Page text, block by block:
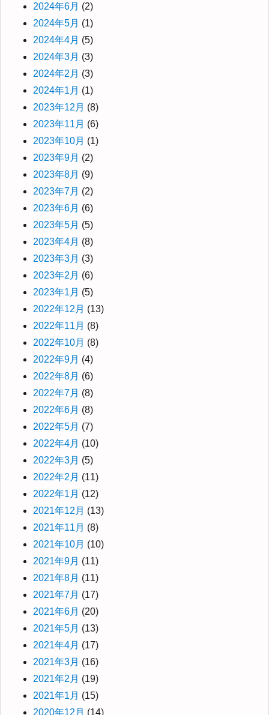
2024年6月 (2)
2024年5月 (1)
2024年4月 (5)
2024年3月 (3)
2024年2月 (3)
2024年1月 (1)
2023年12月 (8)
2023年11月 (6)
2023年10月 (1)
2023年9月 (2)
2023年8月 (9)
2023年7月 (2)
2023年6月 (6)
2023年5月 (5)
2023年4月 (8)
2023年3月 (3)
2023年2月 (6)
2023年1月 (5)
2022年12月 (13)
2022年11月 (8)
2022年10月 (8)
2022年9月 (4)
2022年8月 (6)
2022年7月 (8)
2022年6月 (8)
2022年5月 (7)
2022年4月 (10)
2022年3月 (5)
2022年2月 (11)
2022年1月 (12)
2021年12月 (13)
2021年11月 (8)
2021年10月 (10)
2021年9月 (11)
2021年8月 (11)
2021年7月 (17)
2021年6月 (20)
2021年5月 (13)
2021年4月 (17)
2021年3月 (16)
2021年2月 (19)
2021年1月 (15)
2020年12月 (14)